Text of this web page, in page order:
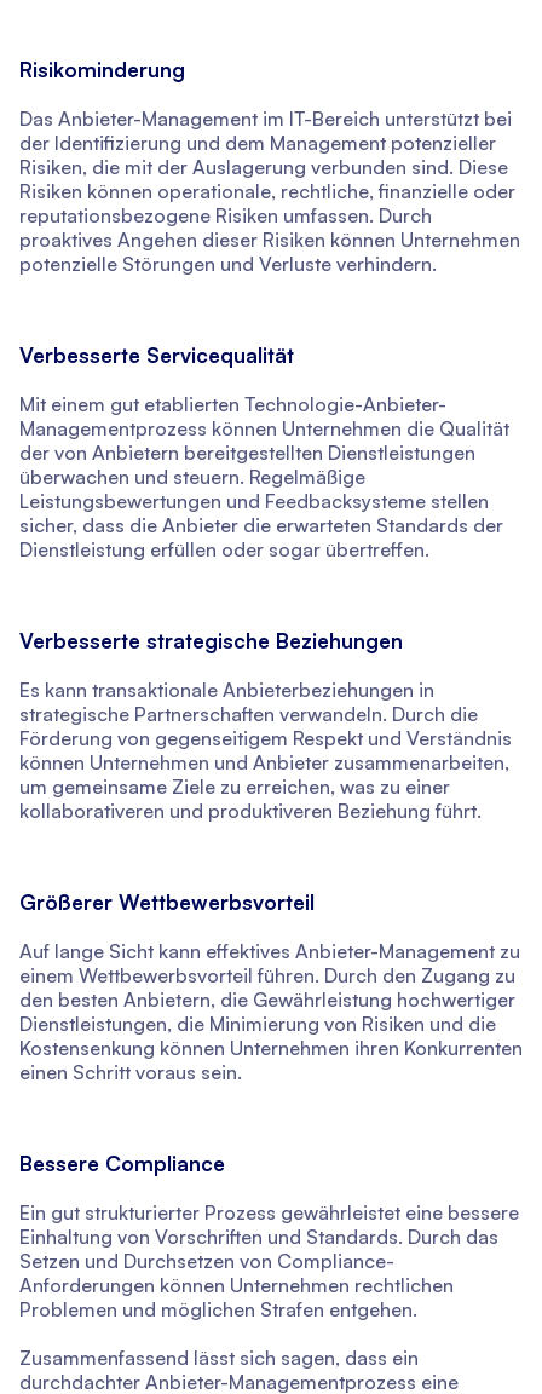
Risikominderung
Das Anbieter-Management im IT-Bereich unterstützt bei
der Identifizierung und dem Management potenzieller
Risiken, die mit der Auslagerung verbunden sind. Diese
Risiken können operationale, rechtliche, finanzielle oder
reputationsbezogene Risiken umfassen. Durch
proaktives Angehen dieser Risiken können Unternehmen
potenzielle Störungen und Verluste verhindern.
Verbesserte Servicequalität
Mit einem gut etablierten Technologie-Anbieter-
Managementprozess können Unternehmen die Qualität
der von Anbietern bereitgestellten Dienstleistungen
überwachen und steuern. Regelmäßige
Leistungsbewertungen und Feedbacksysteme stellen
sicher, dass die Anbieter die erwarteten Standards der
Dienstleistung erfüllen oder sogar übertreffen.
Verbesserte strategische Beziehungen
Es kann transaktionale Anbieterbeziehungen in
strategische Partnerschaften verwandeln. Durch die
Förderung von gegenseitigem Respekt und Verständnis
können Unternehmen und Anbieter zusammenarbeiten,
um gemeinsame Ziele zu erreichen, was zu einer
kollaborativeren und produktiveren Beziehung führt.
Größerer Wettbewerbsvorteil
Auf lange Sicht kann effektives Anbieter-Management zu
einem Wettbewerbsvorteil führen. Durch den Zugang zu
den besten Anbietern, die Gewährleistung hochwertiger
Dienstleistungen, die Minimierung von Risiken und die
Kostensenkung können Unternehmen ihren Konkurrenten
einen Schritt voraus sein.
Bessere Compliance
Ein gut strukturierter Prozess gewährleistet eine bessere
Einhaltung von Vorschriften und Standards. Durch das
Setzen und Durchsetzen von Compliance-
Anforderungen können Unternehmen rechtlichen
Problemen und möglichen Strafen entgehen.
Zusammenfassend lässt sich sagen, dass ein
durchdachter Anbieter-Managementprozess eine